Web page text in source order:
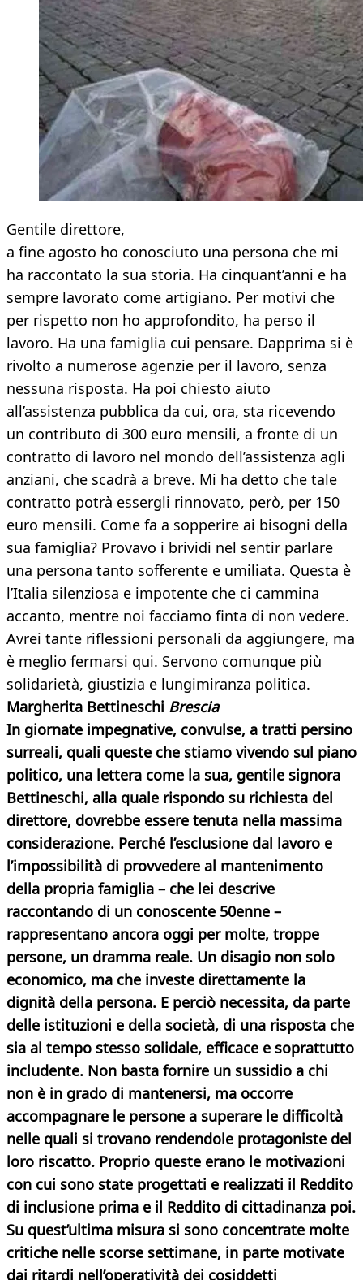
Gentile direttore,
a fine agosto ho conosciuto una persona che mi
ha raccontato la sua storia. Ha cinquant’anni e ha
sempre lavorato come artigiano. Per motivi che
per rispetto non ho approfondito, ha perso il
lavoro. Ha una famiglia cui pensare. Dapprima si è
rivolto a numerose agenzie per il lavoro, senza
nessuna risposta. Ha poi chiesto aiuto
all’assistenza pubblica da cui, ora, sta ricevendo
un contributo di 300 euro mensili, a fronte di un
contratto di lavoro nel mondo dell’assistenza agli
anziani, che scadrà a breve. Mi ha detto che tale
contratto potrà essergli rinnovato, però, per 150
euro mensili. Come fa a sopperire ai bisogni della
sua famiglia? Provavo i brividi nel sentir parlare
una persona tanto sofferente e umiliata. Questa è
l’Italia silenziosa e impotente che ci cammina
accanto, mentre noi facciamo finta di non vedere.
Avrei tante riflessioni personali da aggiungere, ma
è meglio fermarsi qui. Servono comunque più
solidarietà, giustizia e lungimiranza politica.
Margherita Bettineschi Brescia
In giornate impegnative, convulse, a tratti persino
surreali, quali queste che stiamo vivendo sul piano
politico, una lettera come la sua, gentile signora
Bettineschi, alla quale rispondo su richiesta del
direttore, dovrebbe essere tenuta nella massima
considerazione. Perché l’esclusione dal lavoro e
l’impossibilità di provvedere al mantenimento
della propria famiglia – che lei descrive
raccontando di un conoscente 50enne –
rappresentano ancora oggi per molte, troppe
persone, un dramma reale. Un disagio non solo
economico, ma che investe direttamente la
dignità della persona. E perciò necessita, da parte
delle istituzioni e della società, di una risposta che
sia al tempo stesso solidale, efficace e soprattutto
includente. Non basta fornire un sussidio a chi
non è in grado di mantenersi, ma occorre
accompagnare le persone a superare le difficoltà
nelle quali si trovano rendendole protagoniste del
loro riscatto. Proprio queste erano le motivazioni
con cui sono state progettati e realizzati il Reddito
di inclusione prima e il Reddito di cittadinanza poi.
Su quest’ultima misura si sono concentrate molte
critiche nelle scorse settimane, in parte motivate
dai ritardi nell’operatività dei cosiddetti